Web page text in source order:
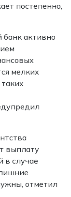
постепенно,
активно
мелких
выплату
в случае
отметил